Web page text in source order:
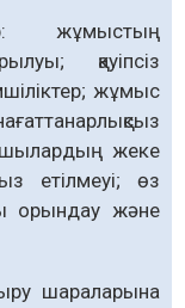
жұмыстың
қауіпсіз
жұмыс
жеке
етілмеуі; өз
орындау және
шараларына